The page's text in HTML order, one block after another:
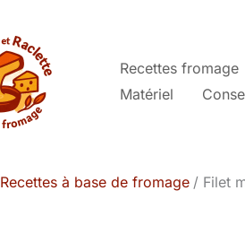
Recettes fromage
Matériel
Recettes à base de fromage Filet